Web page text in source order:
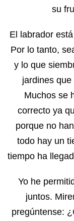
su
El labrador
Por lo tanto,
y lo que
jardines
Muchos se
correcto ya
porque no
todo hay un
tiempo ha
Yo he
juntos.
pregúntense: